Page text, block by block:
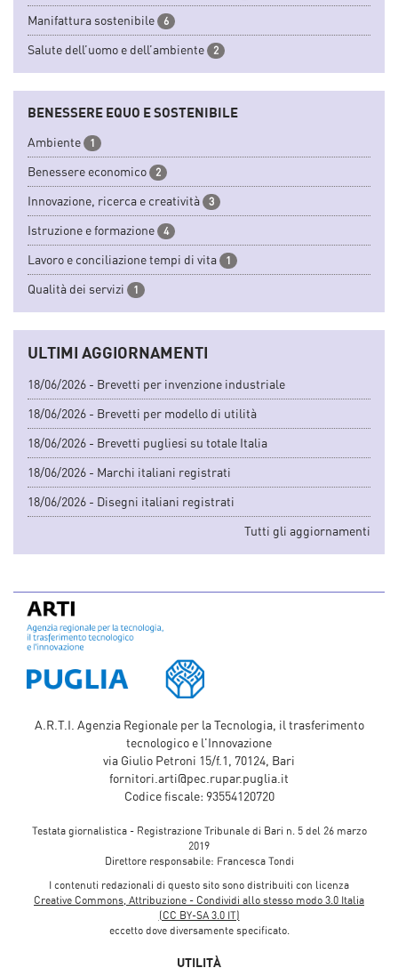
Manifattura sostenibile 6
Salute dell’uomo e dell’ambiente 2
BENESSERE EQUO E SOSTENIBILE
Ambiente 1
Benessere economico 2
Innovazione, ricerca e creatività 3
Istruzione e formazione 4
Lavoro e conciliazione tempi di vita 1
Qualità dei servizi 1
ULTIMI AGGIORNAMENTI
18/06/2026 - Brevetti per invenzione industriale
18/06/2026 - Brevetti per modello di utilità
18/06/2026 - Brevetti pugliesi su totale Italia
18/06/2026 - Marchi italiani registrati
18/06/2026 - Disegni italiani registrati
Tutti gli aggiornamenti
A.R.T.I. Agenzia Regionale per la Tecnologia, il trasferimento
tecnologico e l'Innovazione
via Giulio Petroni 15/f.1, 70124, Bari
fornitori.arti@pec.rupar.puglia.it
Codice fiscale: 93554120720
Testata giornalistica - Registrazione Tribunale di Bari n. 5 del 26 marzo
2019
Direttore responsabile: Francesca Tondi
I contenuti redazionali di questo sito sono distribuiti con licenza
Creative Commons, Attribuzione - Condividi allo stesso modo 3.0 Italia
(CC BY-SA 3.0 IT)
eccetto dove diversamente specificato.
UTILITÀ